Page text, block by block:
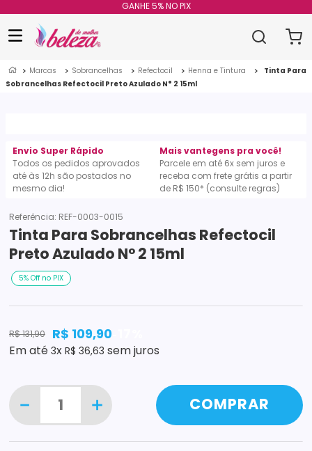
GANHE 5% NO PIX
Marcas Sobrancelhas Refectocil Henna e Tintura
Tinta Para
Sobrancelhas Refectocil Preto Azulado N° 2 15ml
Envio Super Rápido
Todos os pedidos aprovados
até às 12h são postados no
mesmo dia!
Mais vantegens pra você!
Parcele em até 6x sem juros e
receba com frete grátis a partir
de R$ 150* (consulte regras)
Referência: REF-0003-0015
Tinta Para Sobrancelhas Refectocil
Preto Azulado N° 2 15ml
5% Off no PIX
R$131,90 R$ 109,90
Em até 3x R$ 36,63 sem juros
＋
－ COMPRAR